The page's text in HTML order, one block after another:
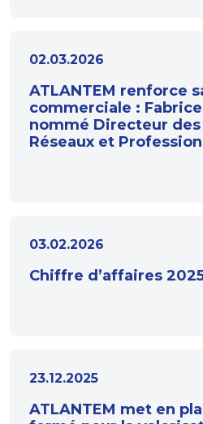
02.03.2026
ATLANTEM renforce
commerciale : Fabrice
nommé Directeur
Réseaux et
03.02.2026
Chiffre d’affaires
23.12.2025
ATLANTEM met en